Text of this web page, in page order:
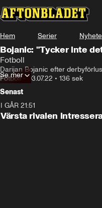
Hem Serier
Bojanic: "Tycker inte
Fotboll
Darijan Bojanic efter
Fotboll•03.07.22 • 136 sek
Se mer
Senast
I GÅR 21:51
Värsta rivalen